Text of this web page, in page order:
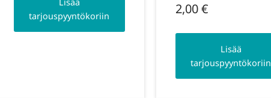
tarjouspyyntökoriin
2,00€
Lisää
tarjouspyyntökoriin